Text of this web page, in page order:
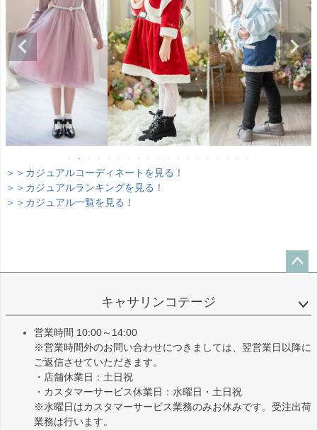
＞＞カジュアルコーディネートを見る！
＞＞カジュアルランキングを見る！
＞＞カジュアル一覧を見る！
ップ
キャサリンコテージ
営業時間 10:00～14:00
※営業時間外のお問い合わせにつきましては、翌営業日以降に
ご返信させていただきます。
・店舗休業日：土日祝
・カスタマーサービス休業日：水曜日・土日祝
※水曜日はカスタマーサービス業務のみお休みです。受注出荷
業務は行います。